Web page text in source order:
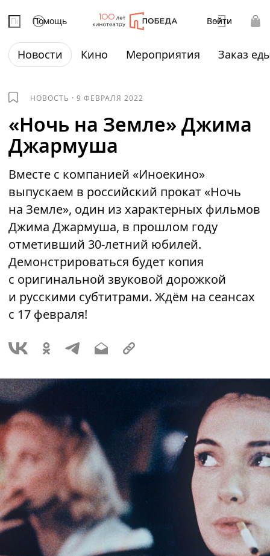
Помощь Войти
Новости Кино Мероприятия Заказ
НОВОСТЬ ·9 ФЕВРАЛЯ 2022
«Ночь на Земле» Джима
Джармуша
Вместе с компанией «Иноекино»
выпускаем в российский прокат «Ночь
на Земле», один из характерных фильмов
Джима Джармуша, в прошлом году
отметивший 30-летний юбилей.
Демонстрироваться будет копия
с оригинальной звуковой дорожкой
и русскими субтитрами. Ждём на сеансах
с 17 февраля!